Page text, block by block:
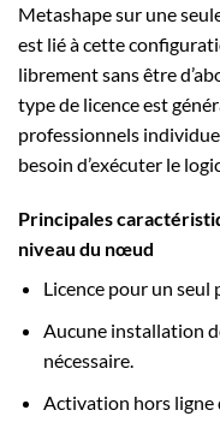
Metashape sur une
est lié à cette
librement sans être
type de licence est
professionnels
besoin d’exécuter le
Principales
niveau du nœud
Licence pour un seul
Aucune installation
nécessaire.
Activation hors ligne